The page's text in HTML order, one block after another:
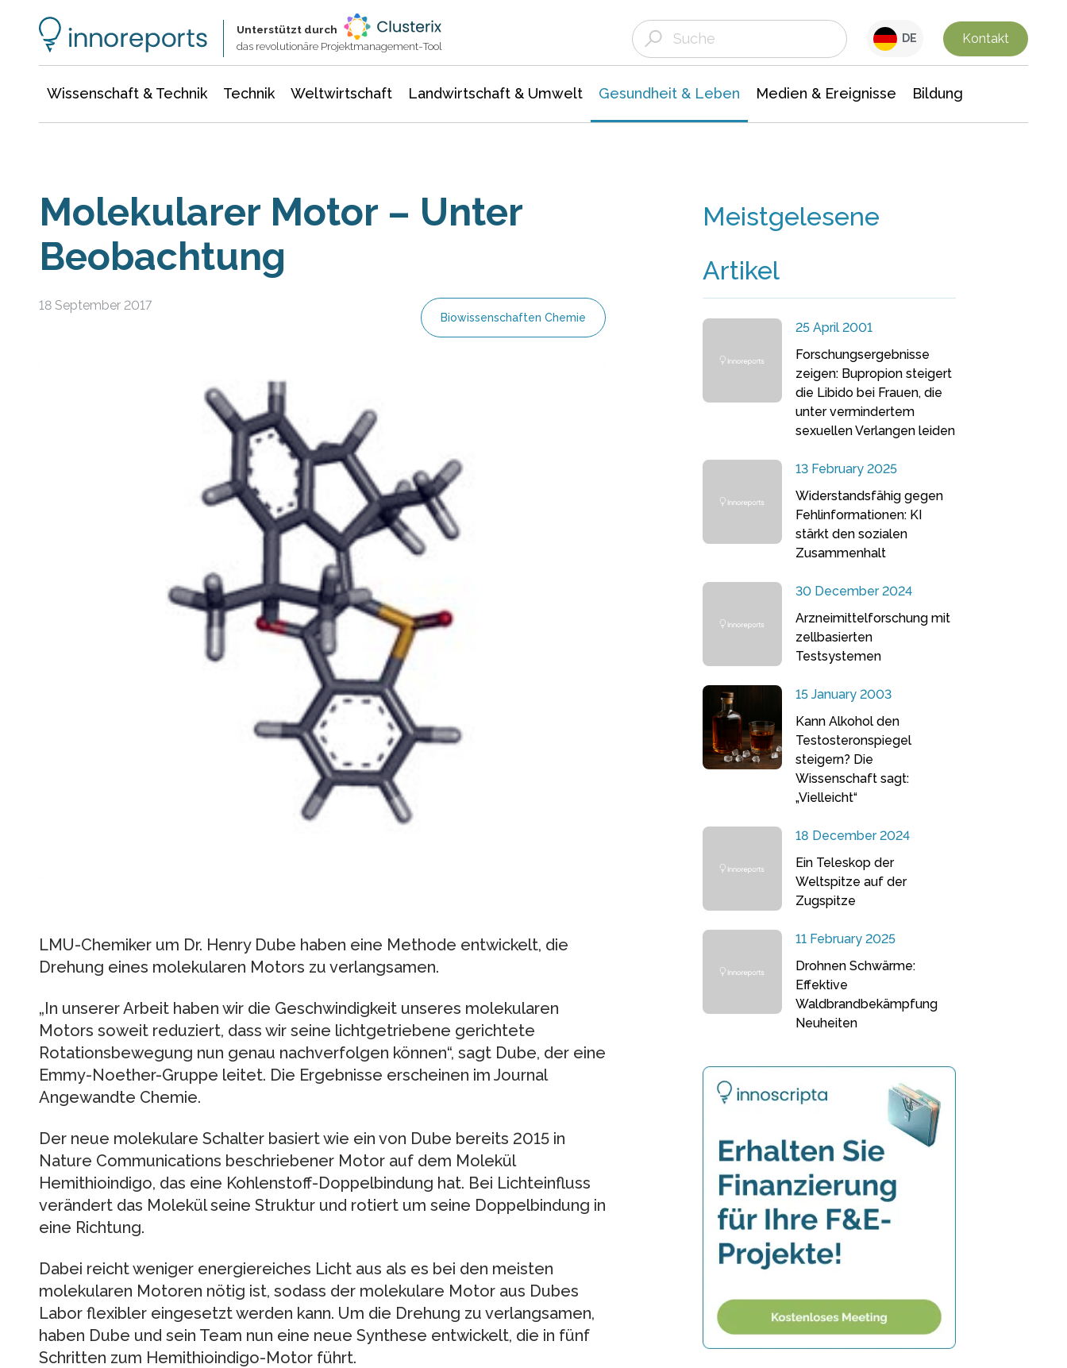
Unterstützt durch
das revolutionäre Projektmanagement-Tool
DE Kontakt
Wissenschaft & Technik Technik Weltwirtschaft Landwirtschaft & Umwelt Gesundheit & Leben Medien & Ereignisse Bildung
Molekularer Motor – Unter
Beobachtung
18 September 2017
Biowissenschaften Chemie
LMU-Chemiker um Dr. Henry Dube haben eine Methode entwickelt, die
Drehung eines molekularen Motors zu verlangsamen.
„In unserer Arbeit haben wir die Geschwindigkeit unseres molekularen
Motors soweit reduziert, dass wir seine lichtgetriebene gerichtete
Rotationsbewegung nun genau nachverfolgen können“, sagt Dube, der eine
Emmy-Noether-Gruppe leitet. Die Ergebnisse erscheinen im Journal
Angewandte Chemie.
Der neue molekulare Schalter basiert wie ein von Dube bereits 2015 in
Nature Communications beschriebener Motor auf dem Molekül
Hemithioindigo, das eine Kohlenstoff-Doppelbindung hat. Bei Lichteinfluss
verändert das Molekül seine Struktur und rotiert um seine Doppelbindung in
eine Richtung.
Dabei reicht weniger energiereiches Licht aus als es bei den meisten
molekularen Motoren nötig ist, sodass der molekulare Motor aus Dubes
Labor flexibler eingesetzt werden kann. Um die Drehung zu verlangsamen,
haben Dube und sein Team nun eine neue Synthese entwickelt, die in fünf
Schritten zum Hemithioindigo-Motor führt.
Meistgelesene
Artikel
25 April 2001
Forschungsergebnisse
zeigen: Bupropion steigert
die Libido bei Frauen, die
unter vermindertem
sexuellen Verlangen leiden
13 February 2025
Widerstandsfähig gegen
Fehlinformationen: KI
stärkt den sozialen
Zusammenhalt
30 December 2024
Arzneimittelforschung mit
zellbasierten
Testsystemen
15 January 2003
Kann Alkohol den
Testosteronspiegel
steigern? Die
Wissenschaft sagt:
„Vielleicht“
18 December 2024
Ein Teleskop der
Weltspitze auf der
Zugspitze
11 February 2025
Drohnen Schwärme:
Effektive
Waldbrandbekämpfung
Neuheiten